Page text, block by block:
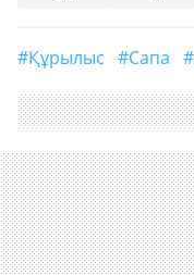
#Құрылыс #сапа